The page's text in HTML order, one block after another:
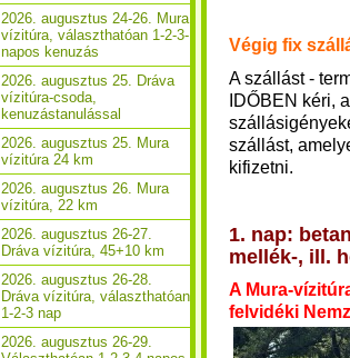
Végig fix
A szállást -
IDŐBEN kéri,
szállást,
kifizetni.
1. nap:
mellék-, ill.
A Mura-
felvidéki
2026. augusztus 24-26. Mura
vízitúra, választhatóan 1-2-3-
napos kenuzás
2026. augusztus 25. Dráva
vízitúra-csoda,
kenuzástanulással
2026. augusztus 25. Mura
vízitúra 24 km
2026. augusztus 26. Mura
vízitúra, 22 km
2026. augusztus 26-27.
Dráva vízitúra, 45+10 km
2026. augusztus 26-28.
Dráva vízitúra, választhatóan
1-2-3 nap
2026. augusztus 26-29.